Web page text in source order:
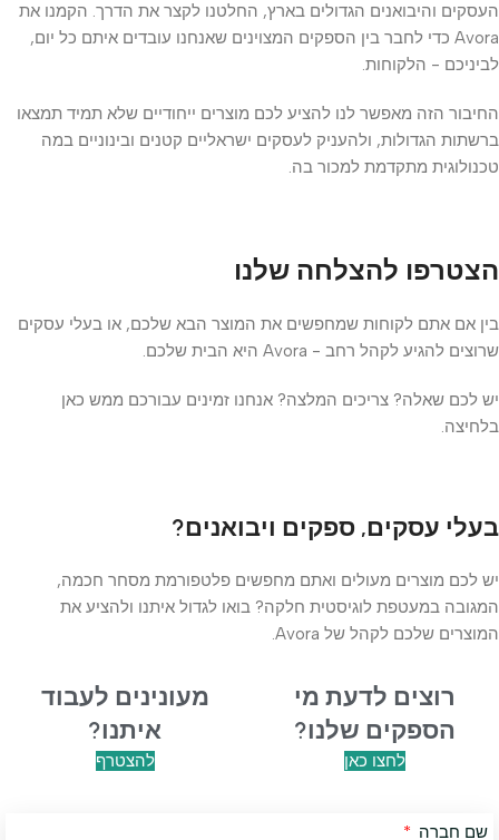
העסקים והיבואנים הגדולים בארץ, החלטנו לקצר את הדרך. הקמנו את
Avora כדי לחבר בין הספקים המצוינים שאנחנו עובדים איתם כל יום,
לביניכם - הלקוחות.
החיבור הזה מאפשר לנו להציע לכם מוצרים ייחודיים שלא תמיד תמצאו
ברשתות הגדולות, ולהעניק לעסקים ישראליים קטנים ובינוניים במה
טכנולוגית מתקדמת למכור בה.
הצטרפו להצלחה שלנו
בין אם אתם לקוחות שמחפשים את המוצר הבא שלכם, או בעלי עסקים
שרוצים להגיע לקהל רחב - Avora היא הבית שלכם.
יש לכם שאלה? צריכים המלצה? אנחנו זמינים עבורכם ממש כאן
בלחיצה.
בעלי עסקים, ספקים ויבואנים?
יש לכם מוצרים מעולים ואתם מחפשים פלטפורמת מסחר חכמה,
המגובה במעטפת לוגיסטית חלקה? בואו לגדול איתנו ולהציע את
המוצרים שלכם לקהל של Avora.
רוצים לדעת מי
הספקים שלנו?
לחצו כאן
מעונינים לעבוד
איתנו?
להצטרף
שם חברה